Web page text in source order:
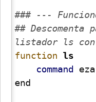
### ---
## Descomenta
listador ls con
function ls
command
eza
end